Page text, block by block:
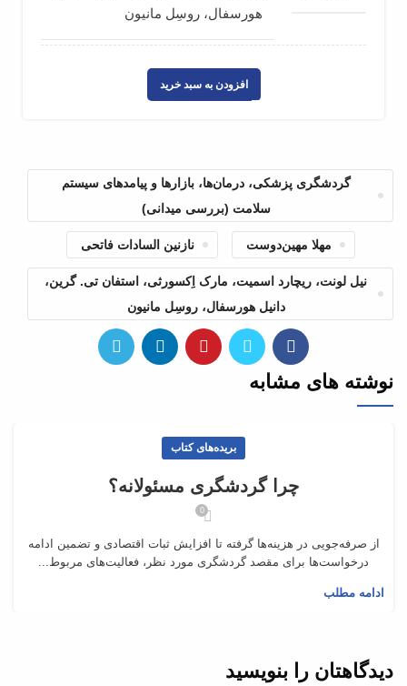
هورسفال، روسِل مانیون
مهلا مهین‌دوست، نازنین‌ السادات
فاتحی
تعداد صفحه 136
سال انتشار 1399
نوبت چاپ
افزودن به سبد خرید
گردشگری پزشکی، درمان‌ها، بازارها و پیامدهای سیستم
سلامت (بررسی میدانی)
مهلا مهین‌دوست نازنین‌ السادات فاتحی
نیل لونت، ریچارد اسمیت، مارک اِکسورثی، استفان تی. گرین،
دانیل هورسفال، روسِل مانیون
نوشته های مشابه
بریده‌های کتاب
چرا گردشگری مسئولانه؟
0
از صرفه‌جویی در هزینه‌ها گرفته تا افزایش ثبات اقتصادی و تضمین ادامه
درخواست‌ها برای مقصد گردشگری مورد نظر، فعالیت‌های مربوط...
ادامه مطلب
دیدگاهتان را بنویسید